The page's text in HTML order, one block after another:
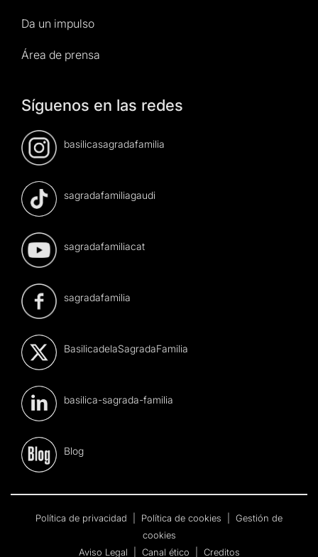
Da un impulso
Área de prensa
Síguenos en las redes
basilicasagradafamilia
sagradafamiliagaudi
sagradafamiliacat
sagradafamilia
BasilicadelaSagradaFamilia
basilica-sagrada-familia
Blog
Política de privacidad Política de cookies
Gestión de
cookies
Aviso Legal
Canal ético Creditos